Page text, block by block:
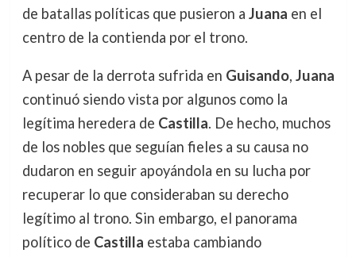
de batallas políticas que pusieron a Juana en el
centro de la contienda por el trono.
A pesar de la derrota sufrida en Guisando, Juana
continuó siendo vista por algunos como la
legítima heredera de Castilla. De hecho, muchos
de los nobles que seguían fieles a su causa no
dudaron en seguir apoyándola en su lucha por
recuperar lo que consideraban su derecho
legítimo al trono. Sin embargo, el panorama
político de Castilla estaba cambiando